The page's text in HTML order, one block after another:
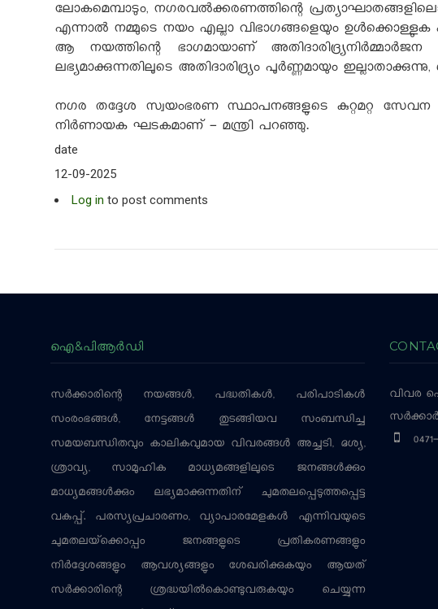
ലോകമെമ്പാടും, നഗരവൽക്കരണത്തിന്റെ
എന്നാൽ നമ്മുടെ നയം എല്ലാ വിഭാഗങ്ങളെയും
ആ നയത്തിന്റെ ഭാഗമായാണ്
ലഭ്യമാക്കുന്നതിലൂടെ അതിദാരിദ്ര്യം പൂർണ്ണമായും
നഗര തദ്ദേശ സ്വയംഭരണ സ്ഥാപനങ്ങളുടെ കുറ്റമറ്റ
നിർണായക ഘടകമാണ് - മന്ത്രി പറഞ്ഞു.
date
12-09-2025
Log in to post comments
ഐ&പിആര്‍ഡി
സര്‍ക്കാരിന്റെ നയങ്ങള്‍, പദ്ധതികള്‍, പരിപാടികള്‍
സംരംഭങ്ങള്‍, നേട്ടങ്ങള്‍ തുടങ്ങിയവ സംബന്ധിച്ച
സമയബന്ധിതവും കാലികവുമായ വിവരങ്ങള്‍ അച്ചടി, ദൃശ്യ,
ശ്രാവ്യ, സാമൂഹിക മാധ്യമങ്ങളിലൂടെ ജനങ്ങള്‍ക്കും
മാധ്യമങ്ങള്‍ക്കും ലഭ്യമാക്കുന്നതിന് ചുമതലപ്പെടുത്തപ്പെട്ട
വകുപ്പ്. പരസ്യപ്രചാരണം, വ്യാപാരമേളകള്‍ എന്നിവയുടെ
ചുമതലയ്‌ക്കൊപ്പം ജനങ്ങളുടെ പ്രതികരണങ്ങളും
നിര്‍ദ്ദേശങ്ങളും ആവശ്യങ്ങളും ശേഖരിക്കുകയും ആയത്
സര്‍ക്കാരിന്റെ ശ്രദ്ധയില്‍കൊണ്ടുവരുകയും ചെയ്യുന്ന
വിവര
സര്‍ക്കാര്‍